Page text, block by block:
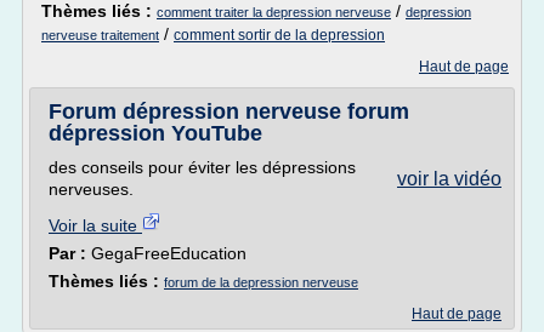
Thèmes liés : comment traiter la depression nerveuse / depression
nerveuse traitement / comment sortir de la depression
Haut de page
Forum dépression nerveuse forum
dépression YouTube
voir la vidéo
des conseils pour éviter les dépressions
nerveuses.
Voir la suite
Par : GegaFreeEducation
Thèmes liés : forum de la depression nerveuse
Haut de page